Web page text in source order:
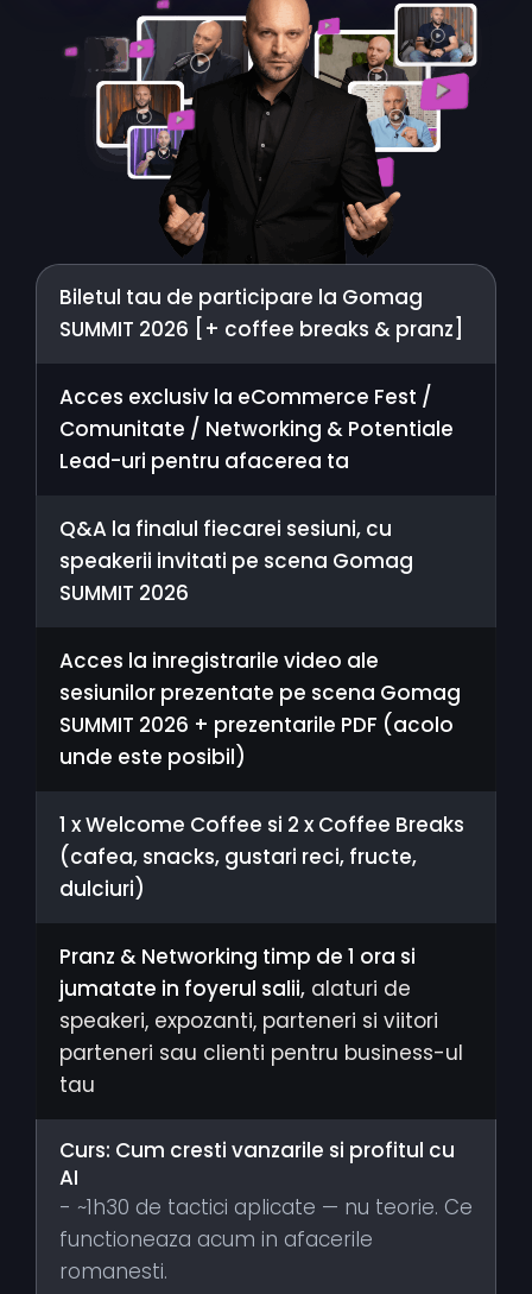
Biletul tau de participare la Gomag
SUMMIT 2026 [+ coffee breaks & pranz]
Acces exclusiv la eCommerce Fest /
Comunitate / Networking & Potentiale
Lead-uri pentru afacerea ta
Q&A la finalul fiecarei sesiuni, cu
speakerii invitati pe scena Gomag
SUMMIT 2026
Acces la inregistrarile video ale
sesiunilor prezentate pe scena Gomag
SUMMIT 2026 + prezentarile PDF (acolo
unde este posibil)
1 x Welcome Coffee si 2 x Coffee Breaks
(cafea, snacks, gustari reci, fructe,
dulciuri)
Pranz & Networking timp de 1 ora si
jumatate in foyerul salii, alaturi de
speakeri, expozanti, parteneri si viitori
parteneri sau clienti pentru business-ul
tau
Curs: Cum cresti vanzarile si profitul cu
AI
- ~1h30 de tactici aplicate — nu teorie. Ce
functioneaza acum in afacerile
romanesti.